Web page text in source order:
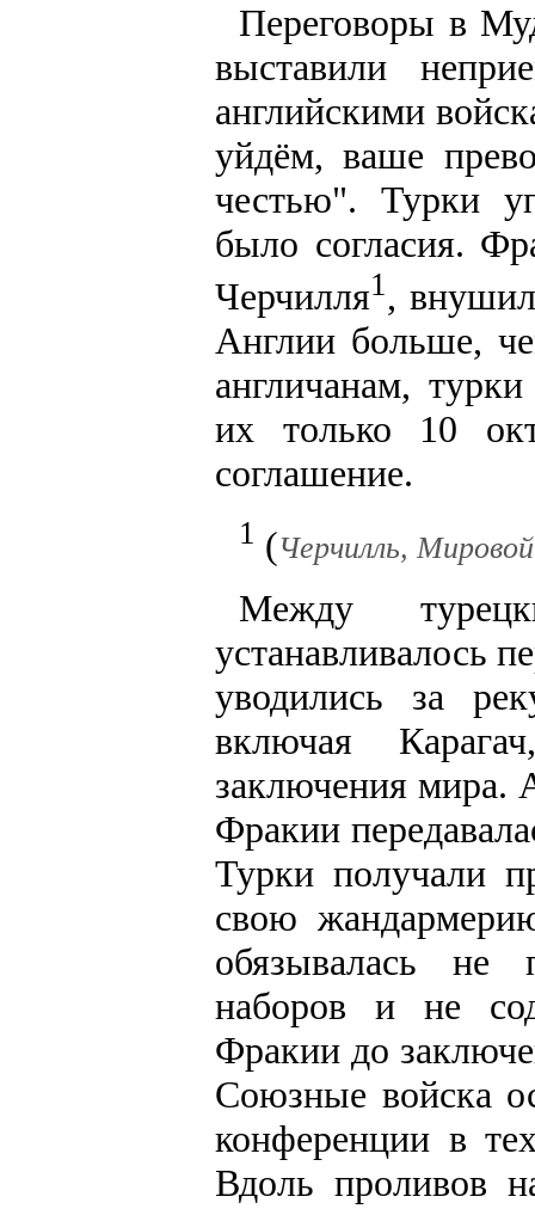
Переговоры в
выставили
английскими
уйдём, ваше
честью". Турки
было согласия.
Черчилля1,
Англии больше,
англичанам,
их только 10
соглашение.
1 (Черчилль,
Между
устанавливалось
уводились за
включая
заключения мира.
Фракии
Турки получали
свою
обязывалась не
наборов и не
Фракии до
Союзные войска
конференции в
Вдоль проливов